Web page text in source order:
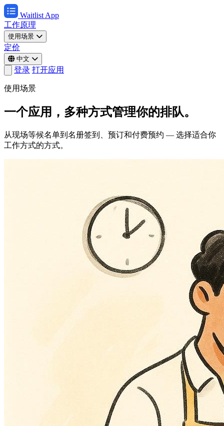
Waitlist App
工作原理
使用场景
定价
中文
登录 打开应用
使用场景
一个应用，多种方式管理你的排队。
从现场等候名单到名册签到、预订和付费预约 — 选择适合你
工作方式的方式。